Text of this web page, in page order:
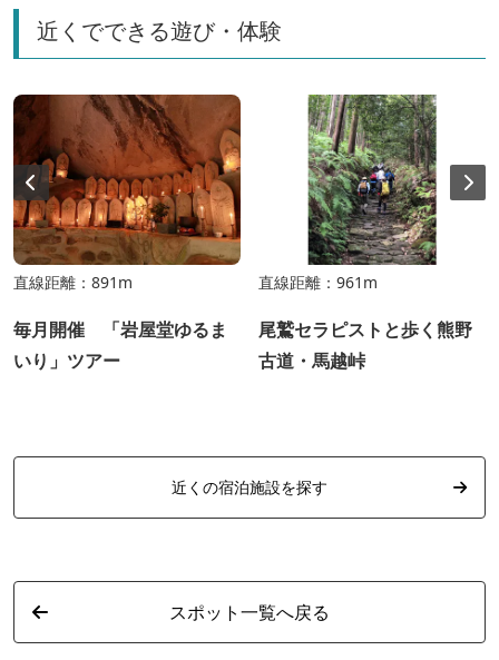
近くでできる遊び・体験
直線距離：891m
毎月開催 「岩屋堂ゆるま
いり」ツアー
直線距離：961m
尾鷲セラピストと歩く熊野
古道・馬越峠
近くの宿泊施設を探す
スポット一覧へ戻る